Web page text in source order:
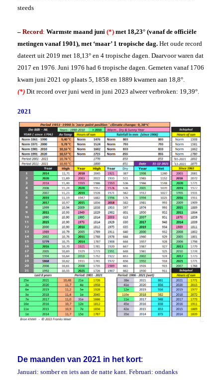
steeds
– Record: Warmste maand juni (*) met 18,23° (vanaf de officiële
metingen vanaf 1901), met ‘maar’ 1 tropische dag. Het oude record
dateert uit 2019 met 18,13° en 4 tropische dagen. Daarvoor waren dat
2017 en 1976. Juni 1976 had 6 tropische dagen. Gemeten vanaf 1706
kwam juni 2021 op plaats 5, 1858 en 1889 kwamen aan 18,8°.
(*) Dit record over juni werd in juni 2023 alweer verbroken: 19,39°.
2021
De maanden van 2021 in het kort:
Januari: somber en iets aan de natte kant. Februari: ondanks